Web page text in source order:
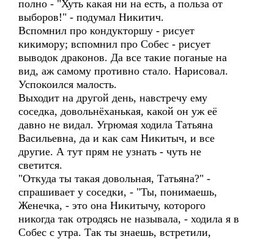
полно - "Хуть какая ни на есть, а польза от
выборов!" - подумал Никитич.
Вспомнил про кондукторшу - рисует
кикимору; вспомнил про Собес - рисует
выводок драконов. Да все такие поганые на
вид, аж самому противно стало. Нарисовал.
Успокоился малость.
Выходит на другой день, навстречу ему
соседка, довольнёханькая, какой он уж её
давно не видал. Угрюмая ходила Татьяна
Васильевна, да и как сам Никитыч, и все
другие. А тут прям не узнать - чуть не
светится.
"Откуда ты такая довольная, Татьяна?" -
спрашивает у соседки, - "Ты, понимаешь,
Женечка, - это она Никитычу, которого
никогда так отродясь не называла, - ходила я в
Собес с утра. Так ты знаешь, встретили,